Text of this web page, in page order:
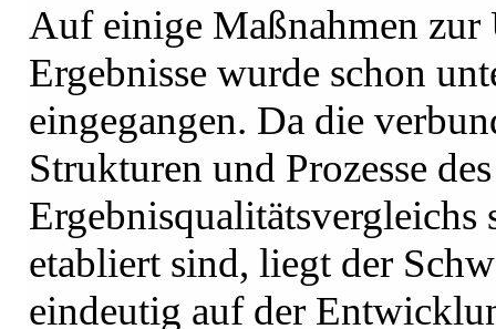
Auf einige Maßnahmen zur
Ergebnisse wurde schon
eingegangen. Da die
Strukturen und Prozesse des
Ergebnisqualitätsvergleichs
etabliert sind, liegt der
eindeutig auf der